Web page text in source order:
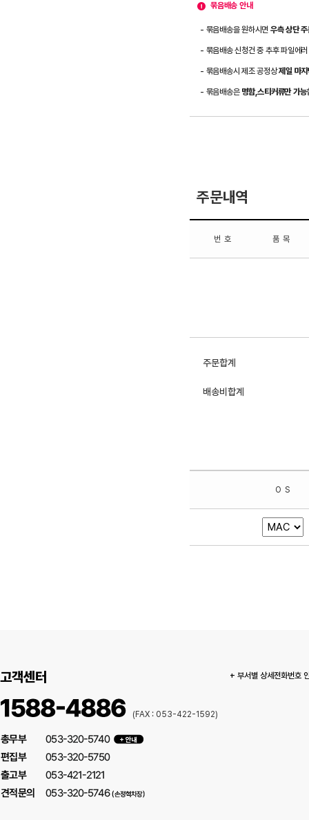
묶음배송 안내
- 묶음배송을 원하시면 우측 상단
- 묶음배송 신청건 중 추후 파일에
- 묶음배송시 제조 공정상제일 마
- 묶음배송은 명함,스티커류만 가능
고객센터 + 부서별 상세전화번호
(FAX : 053-422-1592)